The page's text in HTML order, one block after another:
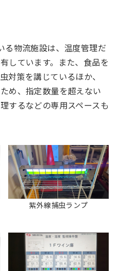
る物流施設は、温度管理だ
しています。また、食品を
対策を講じているほか、
め、指定数量を超えない
するなどの専用スペースも
紫外線捕虫ランプ